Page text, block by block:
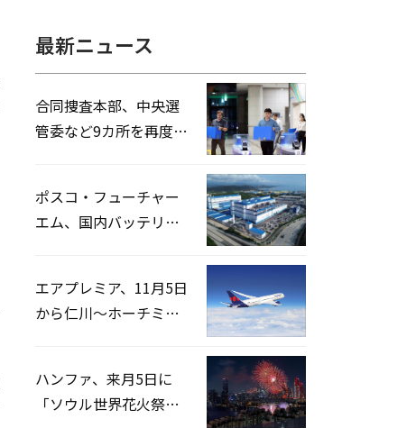
最新ニュース
合同捜査本部、中央選
管委など9カ所を再度家
ポスコ・フューチャー
エム、国内バッテリー
エアプレミア、11月5日
から仁川〜ホーチミン
ハンファ、来月5日に
「ソウル世界花火祭り